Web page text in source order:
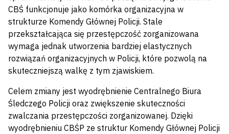
CBŚ funkcjonuje jako komórka organizacyjna w
strukturze Komendy Głównej Policji. Stale
przekształcająca się przestępczość zorganizowana
wymaga jednak utworzenia bardziej elastycznych
rozwiązań organizacyjnych w Policji, które pozwolą na
skuteczniejszą walkę z tym zjawiskiem.
Celem zmiany jest wyodrębnienie Centralnego Biura
Śledczego Policji oraz zwiększenie skuteczności
zwalczania przestępczości zorganizowanej. Dzięki
wyodrębnieniu CBŚP ze struktur Komendy Głównej Policji